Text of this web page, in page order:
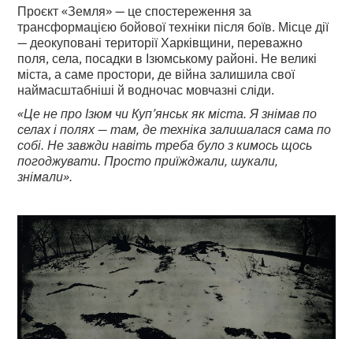
Проєкт «Земля» — це спостереження за
трансформацією бойової техніки після боїв. Місце дії
— деокуповані території Харківщини, переважно
поля, села, посадки в Ізюмському районі. Не великі
міста, а саме простори, де війна залишила свої
наймасштабніші й водночас мовчазні сліди.
«Це не про Ізюм чи Куп’янськ як міста. Я знімав по
селах і полях — там, де техніка залишалася сама по
собі. Не завжди навіть треба було з кимось щось
погоджувати. Просто приїжджали, шукали,
знімали».